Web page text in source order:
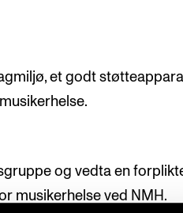
et godt
og vedta en
musikerhelse ved NMH.